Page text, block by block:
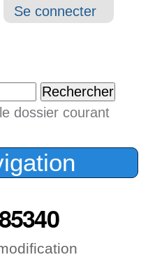
Outils
Se connecter
dossier courant